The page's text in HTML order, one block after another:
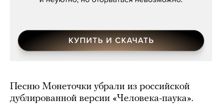
Песню Монеточки убрали из российской
дублированной версии «Человека-паука».